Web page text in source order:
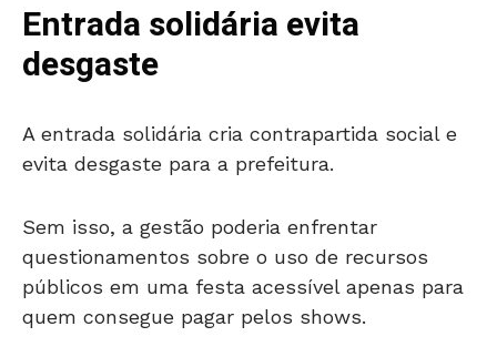
Entrada solidária evita
desgaste
A entrada solidária cria contrapartida social e
evita desgaste para a prefeitura.
Sem isso, a gestão poderia enfrentar
questionamentos sobre o uso de recursos
públicos em uma festa acessível apenas para
quem consegue pagar pelos shows.